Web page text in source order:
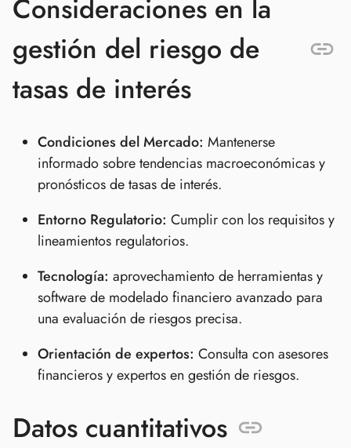
Consideraciones en la
gestión del riesgo de
tasas de interés
Condiciones del Mercado: Mantenerse
informado sobre tendencias macroeconómicas y
pronósticos de tasas de interés.
Entorno Regulatorio: Cumplir con los requisitos y
lineamientos regulatorios.
Tecnología: aprovechamiento de herramientas y
software de modelado financiero avanzado para
una evaluación de riesgos precisa.
Orientación de expertos: Consulta con asesores
financieros y expertos en gestión de riesgos.
Datos cuantitativos